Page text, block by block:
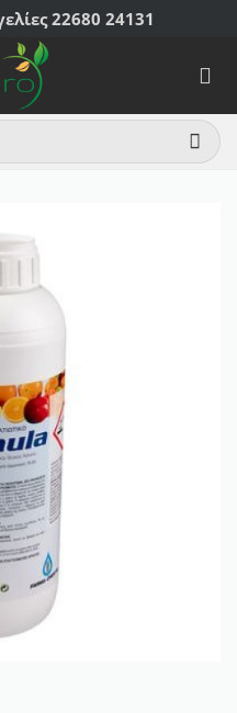
22680 24131